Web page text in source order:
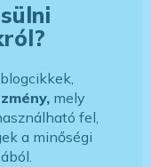
mely
fel,
a minőségi